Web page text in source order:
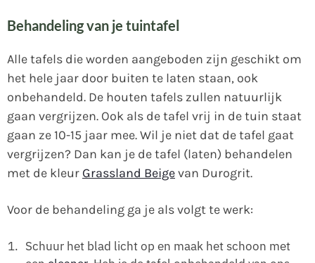
Behandeling van je tuintafel
Alle tafels die worden aangeboden zijn geschikt om
het hele jaar door buiten te laten staan, ook
onbehandeld. De houten tafels zullen natuurlijk
gaan vergrijzen. Ook als de tafel vrij in de tuin staat
gaan ze 10-15 jaar mee. Wil je niet dat de tafel gaat
vergrijzen? Dan kan je de tafel (laten) behandelen
met de kleur Grassland Beigevan Durogrit.
Voor de behandeling ga je als volgt te werk:
Schuur het blad licht op en maak het schoon met